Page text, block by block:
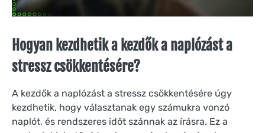
Hogyan kezdhetik a kezdők a naplózást a
stressz csökkentésére?
A kezdők a naplózást a stressz csökkentésére úgy
kezdhetik, hogy választanak egy számukra vonzó
naplót, és rendszeres időt szánnak az írásra. Ez a